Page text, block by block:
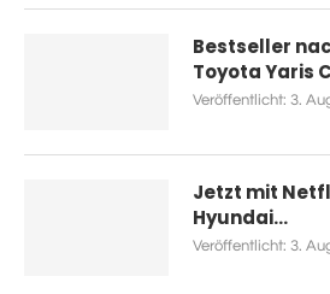
Bestseller
Toyota Yaris
Veröffentlicht: 3.
Jetzt mit
Hyundai...
Veröffentlicht: 3.